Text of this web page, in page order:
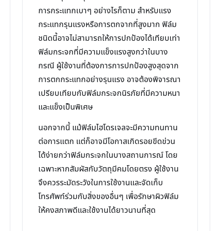
การกระแทกเบาๆ อย่างไรก็ตาม สำหรับแรง
กระแทกรุนแรงหรือการตกจากที่สูงมาก ฟิล์ม
ชนิดนี้อาจไม่สามารถให้การปกป้องได้เทียบเท่า
ฟิล์มกระจกที่มีความแข็งแรงสูงกว่าในบาง
กรณี ผู้ใช้งานที่ต้องการการปกป้องสูงสุดจาก
การตกกระแทกอย่างรุนแรง อาจต้องพิจารณา
เปรียบเทียบกับฟิล์มกระจกนิรภัยที่มีความหนา
และแข็งเป็นพิเศษ
นอกจากนี้ แม้ฟิล์มไฮโดรเจลจะมีความทนทาน
ต่อการแตก แต่ก็อาจมีโอกาสเกิดรอยขีดข่วน
ได้ง่ายกว่าฟิล์มกระจกในบางสถานการณ์ โดย
เฉพาะหากสัมผัสกับวัตถุมีคมโดยตรง ผู้ใช้งาน
จึงควรระมัดระวังในการใช้งานและจัดเก็บ
โทรศัพท์ร่วมกับสิ่งของอื่นๆ เพื่อรักษาผิวฟิล์ม
ให้คงสภาพดีและใช้งานได้ยาวนานที่สุด